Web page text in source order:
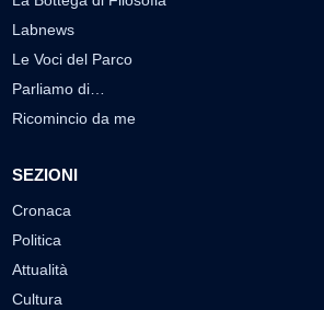
Labnews
Le Voci del Parco
Parliamo di…
Ricomincio da me
SEZIONI
Cronaca
Politica
Attualità
Cultura